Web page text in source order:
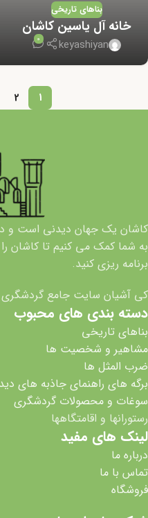
بناهای تاریخی
خانه آل یاسین کاشان
keyashiyan
0
1
2
کاشان یک جهان دیدنی است و
به شما کمک می کنیم تا کاشان را
برنامه ریزی کنید.
کی آشیان سایت جامع
دسته بندی های محبوب
بناهای تاریخی
مشاهیر و شخصیت ها
ضرب المثل ها
برگه های راهنمای جاذبه های
سوغات و محصولات گردشگری
رستورانها و اقامتگاهها
لینک های مفید
درباره ما
تماس با ما
فروشگاه